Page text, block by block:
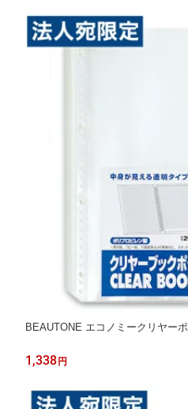
BEAUTONE エコノミークリヤー
1,338円